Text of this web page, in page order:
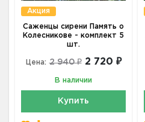
Акция
Саженцы сирени Память о
Колесникове - комплект 5
шт.
Цена: 2 940 ₽ 2 720 ₽
В наличии
Купить